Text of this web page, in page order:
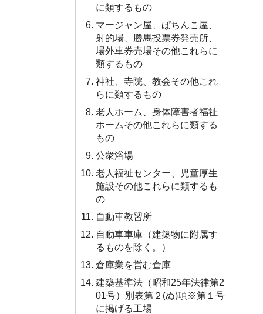
に類するもの
マージャン屋、ぱちんこ屋、
射的場、勝馬投票券発売所、
場外車券売場その他これらに
類するもの
神社、寺院、教会その他これ
らに類するもの
老人ホーム、身体障害者福祉
ホームその他これらに類する
もの
公衆浴場
老人福祉センター、児童厚生
施設その他これらに類するも
の
自動車教習所
自動車車庫（建築物に附属す
るものを除く。）
倉庫業を営む倉庫
建築基準法（昭和25年法律第2
01号）別表第２(ぬ)項※第１号
に掲げる工場